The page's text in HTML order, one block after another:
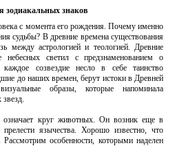
зодиакальных знаков
с момента его рождения. Почему именно
судьбы? В древние времена существования
между астрологией и теологией. Древние
небесных светил с предзнаменованием о
созвездие несло в себе таинство
до наших времен, берут истоки в Древней
образы, которые напоминала
означает круг животных. Он возник еще в
язычества. Хорошо известно, что
Рассмотрим особенности, которыми наделен